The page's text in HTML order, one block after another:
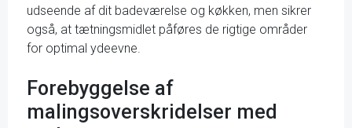
udseende af dit badeværelse og køkken, men sikrer
også, at tætningsmidlet påføres de rigtige områder
for optimal ydeevne.
Forebyggelse af
malingsoverskridelser med